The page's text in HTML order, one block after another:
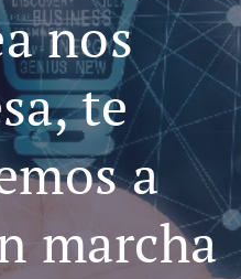
nos
te
a
marcha